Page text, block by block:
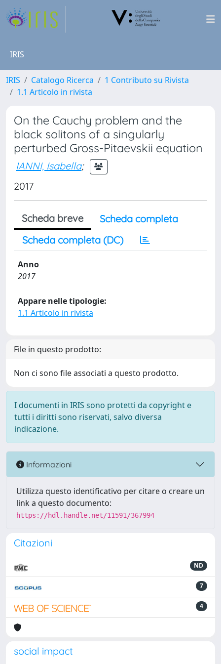
IRIS
IRIS Catalogo Ricerca
1 Contributo su Rivista
1.1 Articolo in rivista
On the Cauchy problem and the
black solitons of a singularly
perturbed Gross-Pitaevskii equation
IANNI, Isabella;
2017
Scheda breve
Scheda completa
Scheda completa (DC)
Anno
2017
Appare nelle tipologie:
1.1 Articolo in rivista
File in questo prodotto:
Non ci sono file associati a questo prodotto.
I documenti in IRIS sono protetti da copyright e
tutti i diritti sono riservati, salvo diversa
indicazione.
Informazioni
Utilizza questo identificativo per citare o creare un
link a questo documento:
https://hdl.handle.net/11591/367994
Citazioni
ND
7
4
social impact